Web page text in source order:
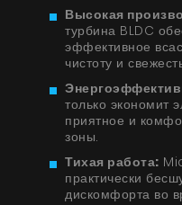
Высокая
турбина BLDC
эффективное
чистоту и
только экономит
приятное и
зоны.
Тихая работа:
практически
дискомфорта во